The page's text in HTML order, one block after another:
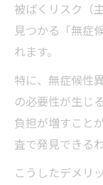
被ばくリスク（
見つかる「無症
れます。
特に、無症候性
の必要性が生じ
負担が増すこと
査で発見できる
こうしたデメリ